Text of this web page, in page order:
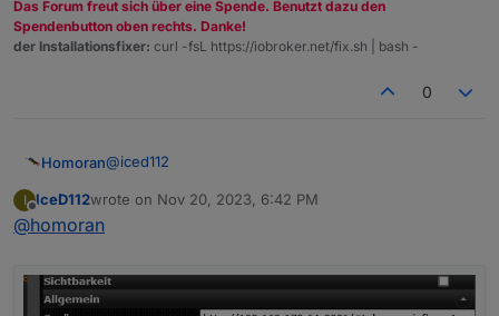
Das Forum freut sich über eine Spende. Benutzt dazu den
Spendenbutton oben rechts. Danke!
der Installationsfixer: curl -fsL https://iobroker.net/fix.sh | bash -
0
Homoran@iced112
und wie sieht der
Link aus dem Tab im ioB
I
Offline
IceD112wrote on Nov 20, 2023, 6:42 PM
last edited by
@homoran